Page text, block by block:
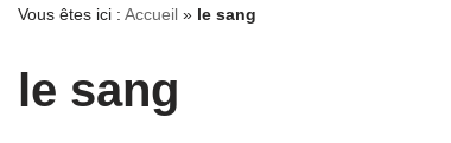
Vous êtes ici : Accueil » le sang
le sang